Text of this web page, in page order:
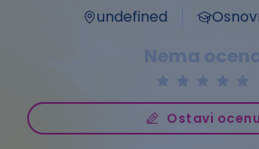
undefined
Nema
Ostavi ocenu